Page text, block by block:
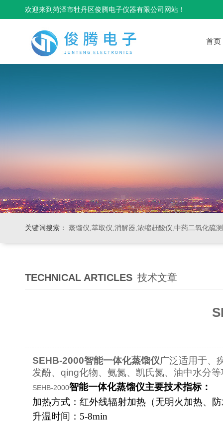
欢迎来到菏泽市牡丹区俊腾电子仪器有限公司网站！
首页
关键词搜索： 蒸馏仪,萃取仪,消解器,浓缩赶酸仪,中药二氧化硫
TECHNICAL ARTICLES 技术文章
SEHB-2000智能一体化蒸馏仪广泛适用于、
发酚、qing化物、氨氮、凯氏氮、油中水分
SEHB-2000智能一体化蒸馏仪主要技术指标：
加热方式：红外线辐射加热（无明火加热、
升温时间： 5-8min